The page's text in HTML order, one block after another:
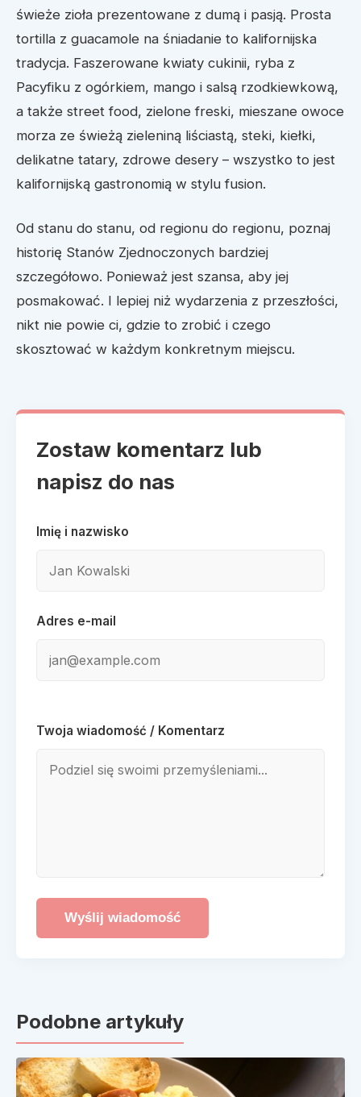
świeże zioła prezentowane z dumą i pasją. Prosta
tortilla z guacamole na śniadanie to kalifornijska
tradycja. Faszerowane kwiaty cukinii, ryba z
Pacyfiku z ogórkiem, mango i salsą rzodkiewkową,
a także street food, zielone freski, mieszane owoce
morza ze świeżą zieleniną liściastą, steki, kiełki,
delikatne tatary, zdrowe desery – wszystko to jest
kalifornijską gastronomią w stylu fusion.
Od stanu do stanu, od regionu do regionu, poznaj
historię Stanów Zjednoczonych bardziej
szczegółowo. Ponieważ jest szansa, aby jej
posmakować. I lepiej niż wydarzenia z przeszłości,
nikt nie powie ci, gdzie to zrobić i czego
skosztować w każdym konkretnym miejscu.
Zostaw komentarz lub
napisz do nas
Imię i nazwisko
Adres e-mail
Twoja wiadomość / Komentarz
Wyślij wiadomość
Podobne artykuły